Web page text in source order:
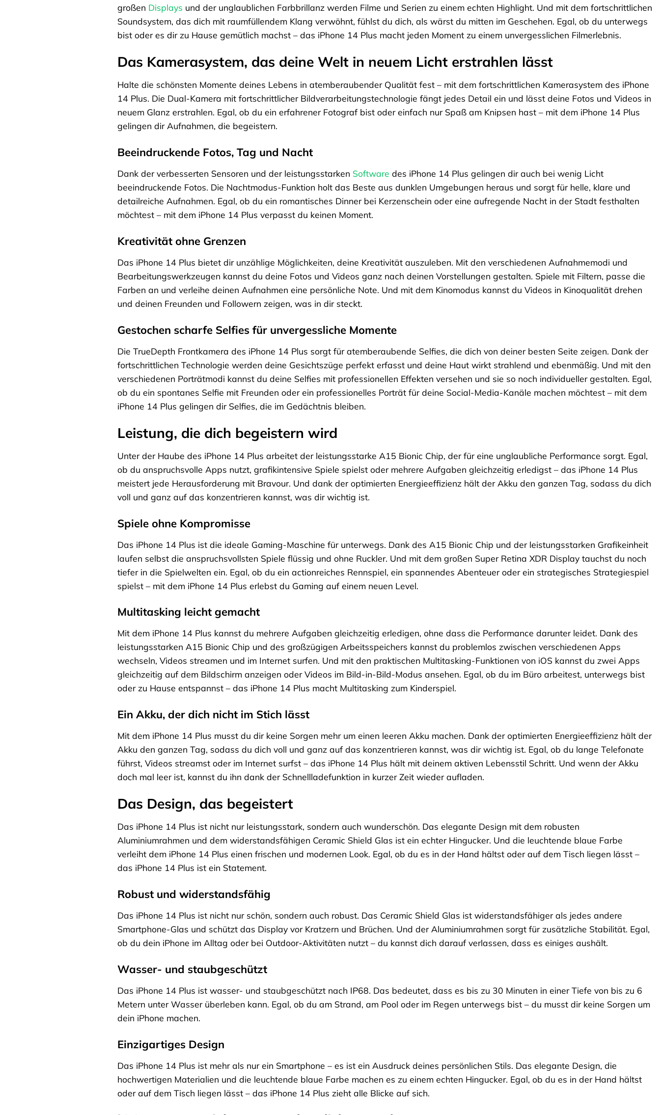
großen Displays und der unglaublichen Farbbrillanz werden Filme und Serien zu einem echten Highlight. Und mit dem fortschrittlichen
Soundsystem, das dich mit raumfüllendem Klang verwöhnt, fühlst du dich, als wärst du mitten im Geschehen. Egal, ob du unterwegs
bist oder es dir zu Hause gemütlich machst – das iPhone 14 Plus macht jeden Moment zu einem unvergesslichen Filmerlebnis.
Das Kamerasystem, das deine Welt in neuem Licht erstrahlen lässt
Halte die schönsten Momente deines Lebens in atemberaubender Qualität fest – mit dem fortschrittlichen Kamerasystem des iPhone
14 Plus. Die Dual-Kamera mit fortschrittlicher Bildverarbeitungstechnologie fängt jedes Detail ein und lässt deine Fotos und Videos in
neuem Glanz erstrahlen. Egal, ob du ein erfahrener Fotograf bist oder einfach nur Spaß am Knipsen hast – mit dem iPhone 14 Plus
gelingen dir Aufnahmen, die begeistern.
Beeindruckende Fotos, Tag und Nacht
Dank der verbesserten Sensoren und der leistungsstarken Software des iPhone 14 Plus gelingen dir auch bei wenig Licht
beeindruckende Fotos. Die Nachtmodus-Funktion holt das Beste aus dunklen Umgebungen heraus und sorgt für helle, klare und
detailreiche Aufnahmen. Egal, ob du ein romantisches Dinner bei Kerzenschein oder eine aufregende Nacht in der Stadt festhalten
möchtest – mit dem iPhone 14 Plus verpasst du keinen Moment.
Kreativität ohne Grenzen
Das iPhone 14 Plus bietet dir unzählige Möglichkeiten, deine Kreativität auszuleben. Mit den verschiedenen Aufnahmemodi und
Bearbeitungswerkzeugen kannst du deine Fotos und Videos ganz nach deinen Vorstellungen gestalten. Spiele mit Filtern, passe die
Farben an und verleihe deinen Aufnahmen eine persönliche Note. Und mit dem Kinomodus kannst du Videos in Kinoqualität drehen
und deinen Freunden und Followern zeigen, was in dir steckt.
Gestochen scharfe Selfies für unvergessliche Momente
Die TrueDepth Frontkamera des iPhone 14 Plus sorgt für atemberaubende Selfies, die dich von deiner besten Seite zeigen. Dank der
fortschrittlichen Technologie werden deine Gesichtszüge perfekt erfasst und deine Haut wirkt strahlend und ebenmäßig. Und mit den
verschiedenen Porträtmodi kannst du deine Selfies mit professionellen Effekten versehen und sie so noch individueller gestalten. Egal,
ob du ein spontanes Selfie mit Freunden oder ein professionelles Porträt für deine Social-Media-Kanäle machen möchtest – mit dem
iPhone 14 Plus gelingen dir Selfies, die im Gedächtnis bleiben.
Leistung, die dich begeistern wird
Unter der Haube des iPhone 14 Plus arbeitet der leistungsstarke A15 Bionic Chip, der für eine unglaubliche Performance sorgt. Egal,
ob du anspruchsvolle Apps nutzt, grafikintensive Spiele spielst oder mehrere Aufgaben gleichzeitig erledigst – das iPhone 14 Plus
meistert jede Herausforderung mit Bravour. Und dank der optimierten Energieeffizienz hält der Akku den ganzen Tag, sodass du dich
voll und ganz auf das konzentrieren kannst, was dir wichtig ist.
Spiele ohne Kompromisse
Das iPhone 14 Plus ist die ideale Gaming-Maschine für unterwegs. Dank des A15 Bionic Chip und der leistungsstarken Grafikeinheit
laufen selbst die anspruchsvollsten Spiele flüssig und ohne Ruckler. Und mit dem großen Super Retina XDR Display tauchst du noch
tiefer in die Spielwelten ein. Egal, ob du ein actionreiches Rennspiel, ein spannendes Abenteuer oder ein strategisches Strategiespiel
spielst – mit dem iPhone 14 Plus erlebst du Gaming auf einem neuen Level.
Multitasking leicht gemacht
Mit dem iPhone 14 Plus kannst du mehrere Aufgaben gleichzeitig erledigen, ohne dass die Performance darunter leidet. Dank des
leistungsstarken A15 Bionic Chip und des großzügigen Arbeitsspeichers kannst du problemlos zwischen verschiedenen Apps
wechseln, Videos streamen und im Internet surfen. Und mit den praktischen Multitasking-Funktionen von iOS kannst du zwei Apps
gleichzeitig auf dem Bildschirm anzeigen oder Videos im Bild-in-Bild-Modus ansehen. Egal, ob du im Büro arbeitest, unterwegs bist
oder zu Hause entspannst – das iPhone 14 Plus macht Multitasking zum Kinderspiel.
Ein Akku, der dich nicht im Stich lässt
Mit dem iPhone 14 Plus musst du dir keine Sorgen mehr um einen leeren Akku machen. Dank der optimierten Energieeffizienz hält der
Akku den ganzen Tag, sodass du dich voll und ganz auf das konzentrieren kannst, was dir wichtig ist. Egal, ob du lange Telefonate
führst, Videos streamst oder im Internet surfst – das iPhone 14 Plus hält mit deinem aktiven Lebensstil Schritt. Und wenn der Akku
doch mal leer ist, kannst du ihn dank der Schnellladefunktion in kurzer Zeit wieder aufladen.
Das Design, das begeistert
Das iPhone 14 Plus ist nicht nur leistungsstark, sondern auch wunderschön. Das elegante Design mit dem robusten
Aluminiumrahmen und dem widerstandsfähigen Ceramic Shield Glas ist ein echter Hingucker. Und die leuchtende blaue Farbe
verleiht dem iPhone 14 Plus einen frischen und modernen Look. Egal, ob du es in der Hand hältst oder auf dem Tisch liegen lässt –
das iPhone 14 Plus ist ein Statement.
Robust und widerstandsfähig
Das iPhone 14 Plus ist nicht nur schön, sondern auch robust. Das Ceramic Shield Glas ist widerstandsfähiger als jedes andere
Smartphone-Glas und schützt das Display vor Kratzern und Brüchen. Und der Aluminiumrahmen sorgt für zusätzliche Stabilität. Egal,
ob du dein iPhone im Alltag oder bei Outdoor-Aktivitäten nutzt – du kannst dich darauf verlassen, dass es einiges aushält.
Wasser- und staubgeschützt
Das iPhone 14 Plus ist wasser- und staubgeschützt nach IP68. Das bedeutet, dass es bis zu 30 Minuten in einer Tiefe von bis zu 6
Metern unter Wasser überleben kann. Egal, ob du am Strand, am Pool oder im Regen unterwegs bist – du musst dir keine Sorgen um
dein iPhone machen.
Einzigartiges Design
Das iPhone 14 Plus ist mehr als nur ein Smartphone – es ist ein Ausdruck deines persönlichen Stils. Das elegante Design, die
hochwertigen Materialien und die leuchtende blaue Farbe machen es zu einem echten Hingucker. Egal, ob du es in der Hand hältst
oder auf dem Tisch liegen lässt – das iPhone 14 Plus zieht alle Blicke auf sich.